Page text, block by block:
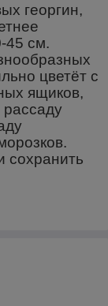
георгин,
45 см.
цветёт с
ящиков,
сохранить